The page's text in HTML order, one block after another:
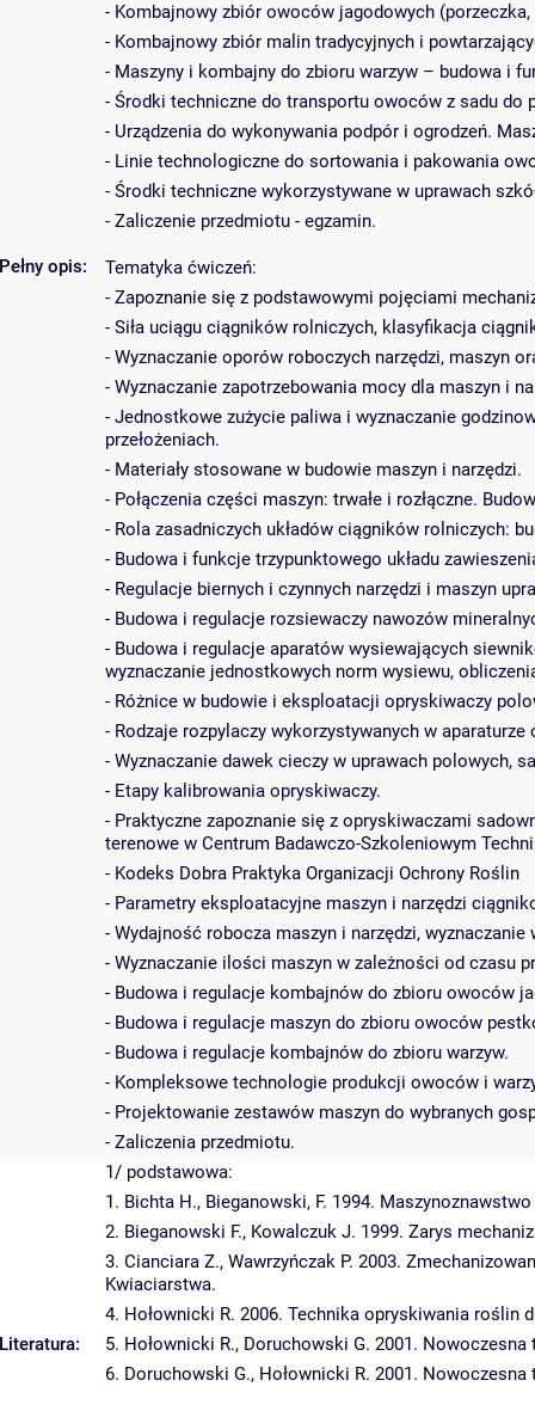
Pełny opis:
- Kombajnowy zbiór owoców jagodowych
- Kombajnowy zbiór malin tradycyjnych i
- Maszyny i kombajny do zbioru warzyw – budowa i
- Środki techniczne do transportu owoców z sadu do
- Urządzenia do wykonywania podpór i ogrodzeń.
- Linie technologiczne do sortowania i pakowania
- Środki techniczne wykorzystywane w uprawach
- Zaliczenie przedmiotu - egzamin.
Tematyka ćwiczeń:
- Zapoznanie się z podstawowymi pojęciami
- Siła uciągu ciągników rolniczych, klasyfikacja
- Wyznaczanie oporów roboczych narzędzi, maszyn
- Wyznaczanie zapotrzebowania mocy dla maszyn i
- Jednostkowe zużycie paliwa i wyznaczanie
przełożeniach.
- Materiały stosowane w budowie maszyn i narzędzi.
- Połączenia części maszyn: trwałe i rozłączne.
- Rola zasadniczych układów ciągników rolniczych:
- Budowa i funkcje trzypunktowego układu
- Regulacje biernych i czynnych narzędzi i maszyn
- Budowa i regulacje rozsiewaczy nawozów
- Budowa i regulacje aparatów wysiewających
wyznaczanie jednostkowych norm wysiewu,
- Różnice w budowie i eksploatacji opryskiwaczy
- Rodzaje rozpylaczy wykorzystywanych w aparaturze
- Wyznaczanie dawek cieczy w uprawach polowych,
- Etapy kalibrowania opryskiwaczy.
- Praktyczne zapoznanie się z opryskiwaczami
terenowe w Centrum Badawczo-Szkoleniowym
- Kodeks Dobra Praktyka Organizacji Ochrony Roślin
- Parametry eksploatacyjne maszyn i narzędzi
- Wydajność robocza maszyn i narzędzi,
- Wyznaczanie ilości maszyn w zależności od czasu
- Budowa i regulacje kombajnów do zbioru owoców
- Budowa i regulacje maszyn do zbioru owoców
- Budowa i regulacje kombajnów do zbioru warzyw.
- Kompleksowe technologie produkcji owoców i
- Projektowanie zestawów maszyn do wybranych
- Zaliczenia przedmiotu.
Literatura:
1/ podstawowa:
1. Bichta H., Bieganowski, F. 1994.
2. Bieganowski F., Kowalczuk J. 1999. Zarys
3. Cianciara Z., Wawrzyńczak P. 2003.
Kwiaciarstwa.
4. Hołownicki R. 2006. Technika opryskiwania roślin
5. Hołownicki R., Doruchowski G. 2001.
6. Doruchowski G., Hołownicki R. 2001.